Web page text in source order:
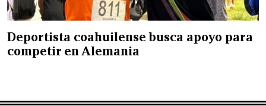
Deportista coahuilense busca apoyo para
competir en Alemania